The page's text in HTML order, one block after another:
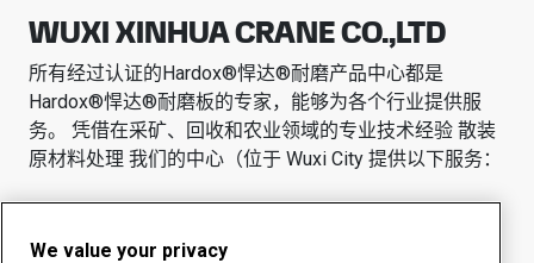
WUXI XINHUA CRANE CO.,LTD
所有经过认证的Hardox®悍达®耐磨产品中心都是
Hardox®悍达®耐磨板的专家，能够为各个行业提供服
务。 凭借在采矿、回收和农业领域的专业技术经验 散装
原材料处理 我们的中心（位于 Wuxi City 提供以下服务：
耐磨产品
咨询服务
正常运行时间管理
We value your privacy